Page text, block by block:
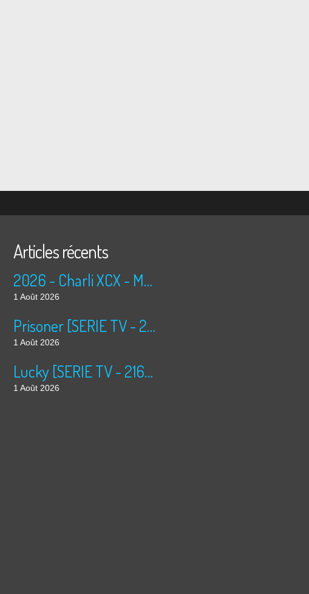
Articles récents
2026 - Charli XCX - Music, Fashion, Film [24-48]
1 Août 2026
Prisoner [SERIE TV - 2160P - ATMOS 7.1]
1 Août 2026
Lucky [SERIE TV - 2160P - ATMOS 7.1]
1 Août 2026